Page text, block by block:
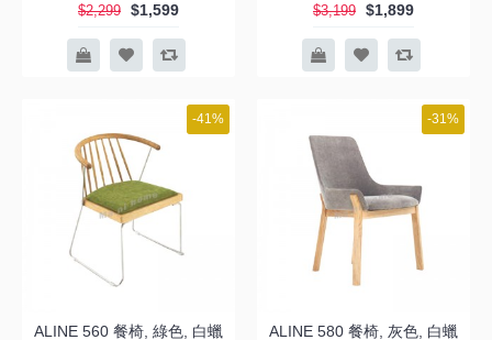
$2,299 $1,599 $3,199 $1,899
-41%
ALINE 560 餐椅, 綠色, 白蠟
-31%
ALINE 580 餐椅, 灰色, 白蠟